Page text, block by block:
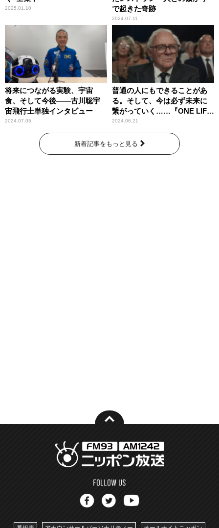
2025.01.10
で起きた奇跡
2024.07.11
将来につながる実験、宇宙
食、そして今後――古川聡宇
宙飛行士単独インタビュー
2024.07.05
普通の人にもできることがあ
る。そして、今は必ず未来に
繋がっていく……『ONE LIFE
奇跡が繋いだ6000の命』
2024.06.21
新着記事をもっと見る